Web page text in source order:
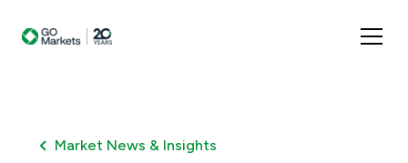
Market News & Insights